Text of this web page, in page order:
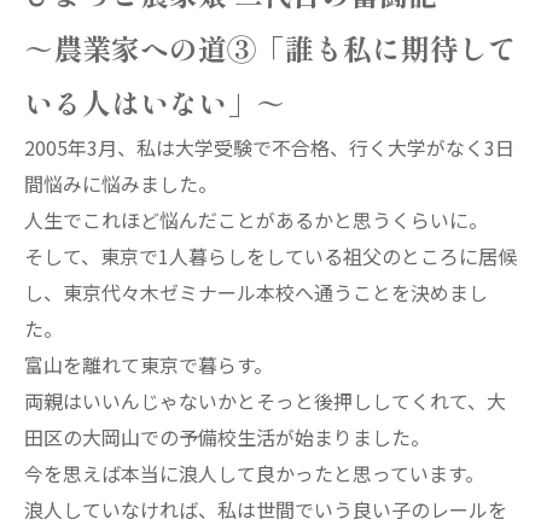
～農業家への道③「誰も私に期待して
いる人はいない」～
2005年3月、私は大学受験で不合格、行く大学がなく3日
間悩みに悩みました。
人生でこれほど悩んだことがあるかと思うくらいに。
そして、東京で1人暮らしをしている祖父のところに居候
し、東京代々木ゼミナール本校へ通うことを決めまし
た。
富山を離れて東京で暮らす。
両親はいいんじゃないかとそっと後押ししてくれて、大
田区の大岡山での予備校生活が始まりました。
今を思えば本当に浪人して良かったと思っています。
浪人していなければ、私は世間でいう良い子のレールを